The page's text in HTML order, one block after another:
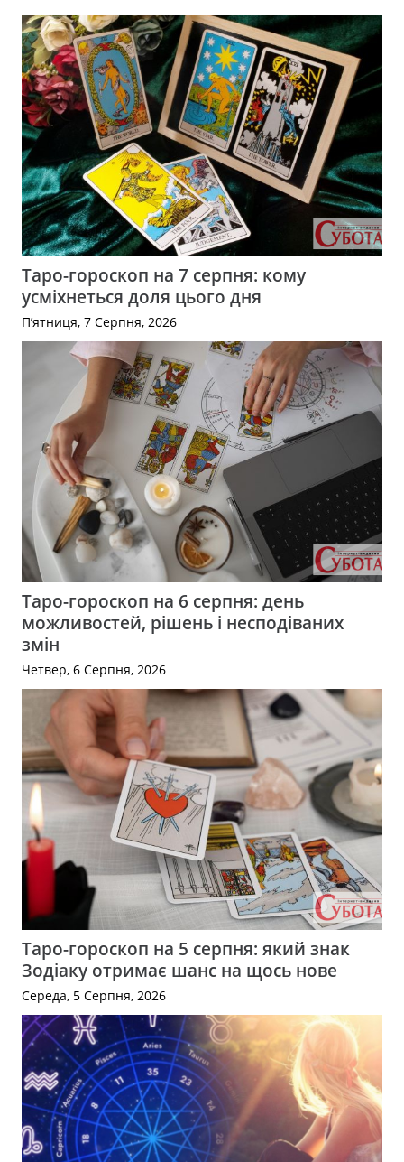
Таро-гороскоп на 7 серпня: кому
усміхнеться доля цього дня
П’ятниця, 7 Серпня, 2026
Таро-гороскоп на 6 серпня: день
можливостей, рішень і несподіваних
змін
Четвер, 6 Серпня, 2026
Таро-гороскоп на 5 серпня: який знак
Зодіаку отримає шанс на щось нове
Середа, 5 Серпня, 2026